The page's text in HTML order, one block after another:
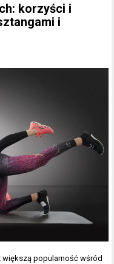
korzyści i
i
większą popularność wśród